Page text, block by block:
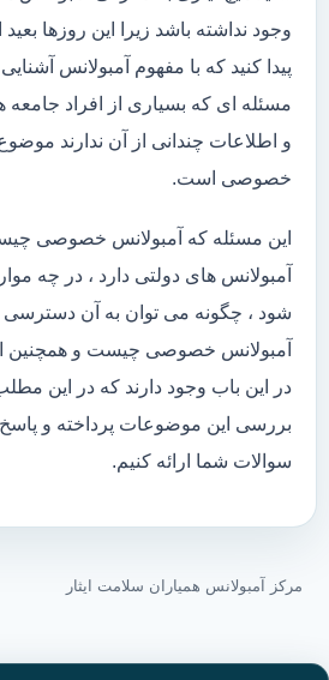
وجود نداشته باشد زیرا این روزها
پیدا کنید که با مفهوم آمبولانس
مسئله ای که بسیاری از افراد جامعه
و اطلاعات چندانی از آن ندارند
خصوصی است.
این مسئله که آمبولانس خصوصی
آمبولانس های دولتی دارد ، در چه
شود ، چگونه می توان به آن
آمبولانس خصوصی چیست و همچنین
در این باب وجود دارند که در این
بررسی این موضوعات پرداخته و
سوالات شما ارائه کنیم.
مرکز آمبولانس همیاران سلامت ایثار